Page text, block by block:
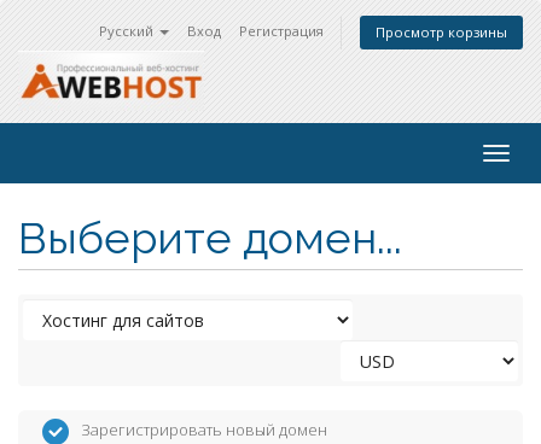
Русский Вход Регистрация Просмотр корзины
Выберите домен...
Зарегистрировать новый домен